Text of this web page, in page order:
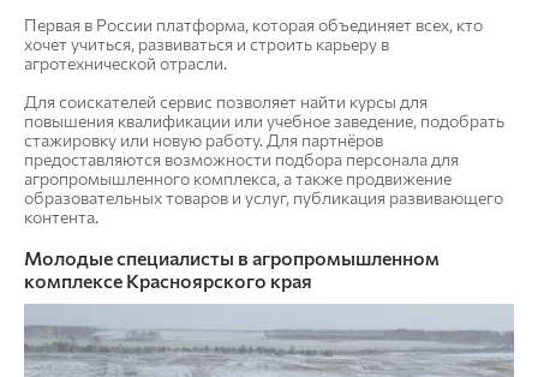
Первая в России платформа, которая объединяет всех, кто
хочет учиться, развиваться и строить карьеру в
агротехнической отрасли.
Для соискателей сервис позволяет найти курсы для
повышения квалификации или учебное заведение, подобрать
стажировку или новую работу. Для партнёров
предоставляются возможности подбора персонала для
агропромышленного комплекса, а также продвижение
образовательных товаров и услуг, публикация развивающего
контента.
Молодые специалисты в агропромышленном
комплексе Красноярского края